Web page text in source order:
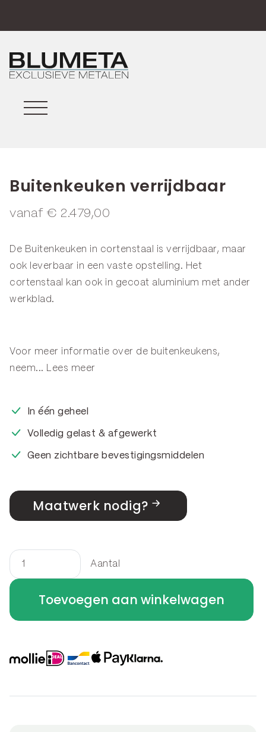
Buitenkeuken verrijdbaar
vanaf € 2.479,00
De Buitenkeuken in cortenstaal
is verrijdbaar, maar
ook leverbaar in een vaste opstelling. Het
cortenstaal kan ook in gecoat aluminium met ander
werkblad.
Voor meer informatie over de buitenkeukens,
neem... Lees meer
In één geheel
Volledig gelast & afgewerkt
Geen zichtbare bevestigingsmiddelen
Maatwerk nodig?
Buitenkeuken
verrijdbaar
Aantal
Toevoegen aan winkelwagen